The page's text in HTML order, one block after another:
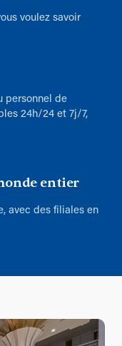
voulez savoir
personnel de
24h/24 et 7j/7,
entier
avec des filiales en